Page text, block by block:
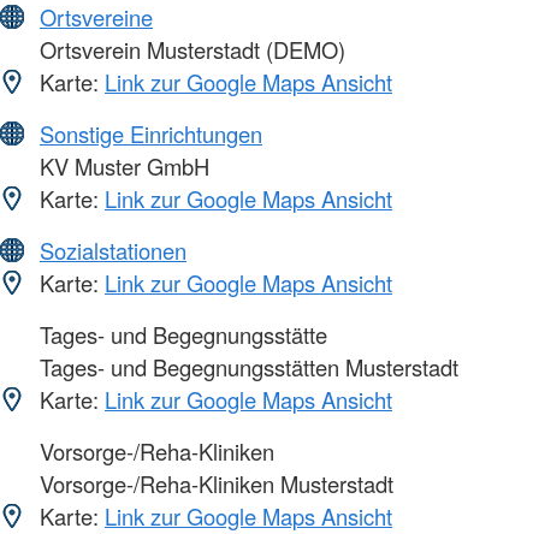
Ortsvereine
Ortsverein Musterstadt (DEMO)
Karte: Link zur Google Maps Ansicht
Sonstige Einrichtungen
KV Muster GmbH
Karte: Link zur Google Maps Ansicht
Sozialstationen
Karte: Link zur Google Maps Ansicht
Tages- und Begegnungsstätte
Tages- und Begegnungsstätten Musterstadt
Karte: Link zur Google Maps Ansicht
Vorsorge-/Reha-Kliniken
Vorsorge-/Reha-Kliniken Musterstadt
Karte: Link zur Google Maps Ansicht